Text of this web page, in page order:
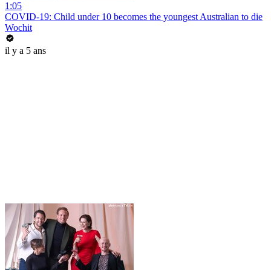
1:05
COVID-19: Child under 10 becomes the youngest Australian to die
Wochit
il y a 5 ans